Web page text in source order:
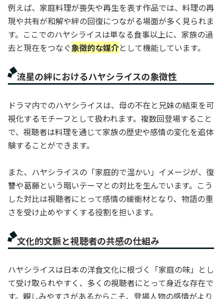
例えば、家庭料理が喪失や再生を表す作品では、料理の再
現や共有が和解や絆の回復につながる場面が多く見られま
す。ここでのハヤシライスは単なる食事以上に、家族の過
去と現在をつなぐ象徴的な媒介として機能しています。
流星の絆におけるハヤシライスの象徴性
ドラマ内でのハヤシライスは、母の不在と兄妹の結束を可
視化するモチーフとして扱われます。複数回登場すること
で、視聴者は料理を通じて家族の歴史や感情の変化を追体
験することができます。
また、ハヤシライスの「家庭的で温かい」イメージが、復
讐や葛藤という暗いテーマとの対比を生んでいます。こう
した対比は視聴者にとって感情の緩衝材となり、物語の重
さを受け止めやすくする役割を担います。
文化的文脈と視聴者の共感の仕組み
ハヤシライスは日本の洋食文化に根づく「家庭の味」とし
て受け取られやすく、多くの視聴者にとって身近な存在で
す。親しみやすさがあるからこそ、登場人物の感情がより